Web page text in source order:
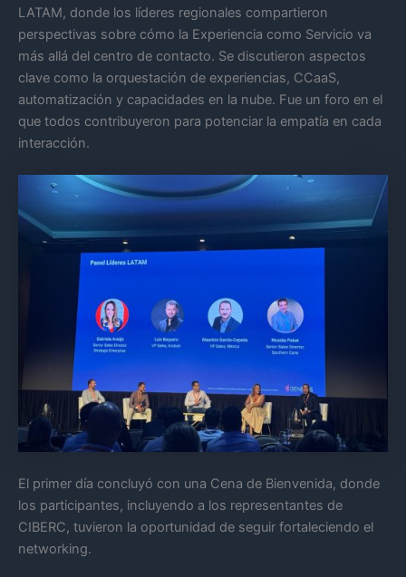
LATAM, donde los líderes regionales compartieron
perspectivas sobre cómo la Experiencia como Servicio va
más allá del centro de contacto. Se discutieron aspectos
clave como la orquestación de experiencias, CCaaS,
automatización y capacidades en la nube. Fue un foro en el
que todos contribuyeron para potenciar la empatía en cada
interacción.
El primer día concluyó con una Cena de Bienvenida, donde
los participantes, incluyendo a los representantes de
CIBERC, tuvieron la oportunidad de seguir fortaleciendo el
networking.